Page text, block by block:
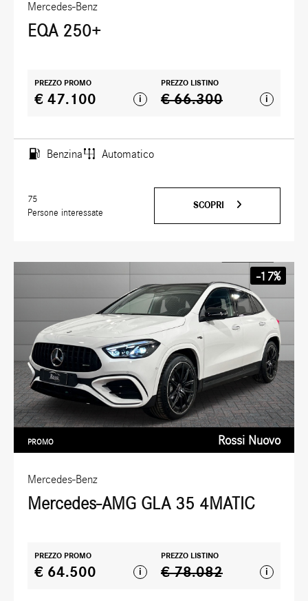
Mercedes-Benz
EQA 250+
PREZZO PROMO
€ 47.100 i
PREZZO LISTINO
€ 66.300 i
Benzina Automatico
75
Persone interessate
SCOPRI
Mercedes-Benz
Mercedes-AMG GLA 35 4MATIC
PROMO Rossi Nuovo
-17%
PREZZO PROMO
€ 64.500 i
PREZZO LISTINO
€ 78.082 i